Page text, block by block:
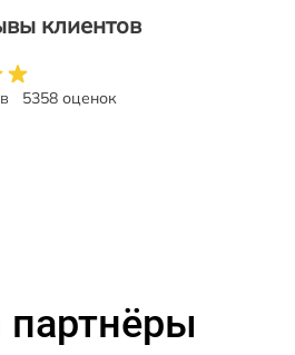
клиентов
5358 оценок